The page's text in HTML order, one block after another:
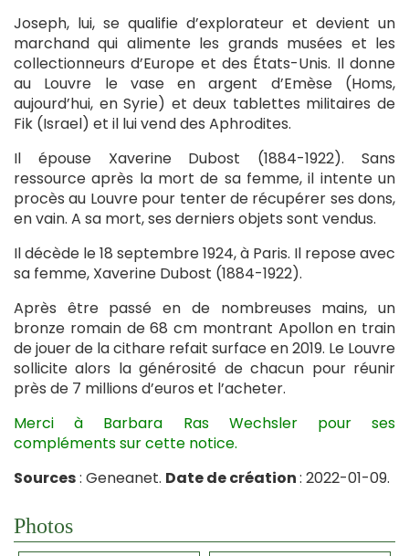
Joseph, lui, se qualifie d’explorateur et devient un
marchand qui alimente les grands musées et les
collectionneurs d’Europe et des États-Unis. Il donne
au Louvre le vase en argent d’Emèse (Homs,
aujourd’hui, en Syrie) et deux tablettes militaires de
Fik (Israel) et il lui vend des Aphrodites.
Il épouse Xaverine Dubost (1884-1922). Sans
ressource après la mort de sa femme, il intente un
procès au Louvre pour tenter de récupérer ses dons,
en vain. A sa mort, ses derniers objets sont vendus.
Il décède le 18 septembre 1924, à Paris. Il repose avec
sa femme, Xaverine Dubost (1884-1922).
Après être passé en de nombreuses mains, un
bronze romain de 68 cm montrant Apollon en train
de jouer de la cithare refait surface en 2019. Le Louvre
sollicite alors la générosité de chacun pour réunir
près de 7 millions d’euros et l’acheter.
Merci à Barbara Ras Wechsler pour ses
compléments sur cette notice.
Sources: Geneanet. Date de création: 2022-01-09.
Photos